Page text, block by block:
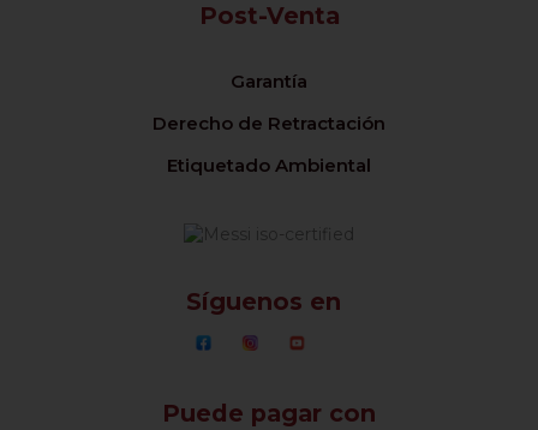
Post-Venta
Garantía
Derecho de Retractación
Etiquetado Ambiental
Síguenos en
Puede pagar con